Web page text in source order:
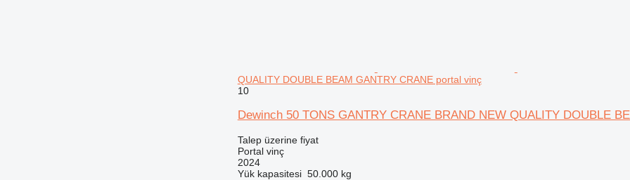
QUALITY DOUBLE BEAM GANTRY CRANE portal vinç
10
Dewinch 50 TONS GANTRY CRANE BRAND NEW QUALITY DOUBLE
Talep üzerine fiyat
Portal vinç
2024
Yük kapasitesi 50.000 kg